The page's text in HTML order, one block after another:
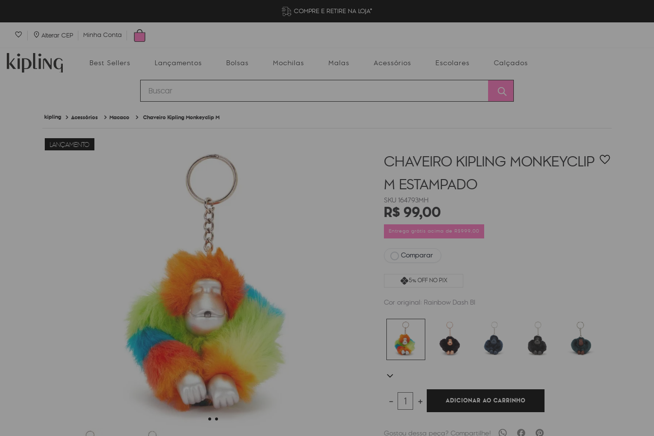
COMPRE E RETIRE NA LOJA*
Alterar CEP Minha Conta
Best Sellers Lançamentos Bolsas Mochilas Malas Acessórios Escolares Calçados
Buscar
Acessórios Macaco Chaveiro Kipling Monkeyclip M
LANÇAMENTO
CHAVEIRO KIPLING MONKEYCLIP
M ESTAMPADO
164793MH
R$99,00
Entrega grátis acima de R$999,00
Comparar
5% OFF NO PIX
Cor original: Rainbow Dash Bl
＋
－ ADICIONAR AO CARRINHO